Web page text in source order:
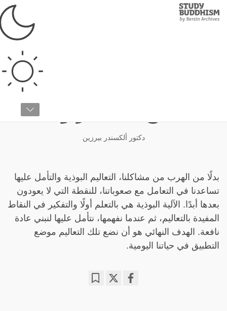
Study
Buddhism
كيف تدرس البوذية:
الاستماع، التفكير والتأمل
دكتور ألكسندر بيرزين
بدلًا من الهرب من مشاكلنا، التعاليم البوذية والتأمل عليها
تساعدنا في التعامل مع صعوباتنا، للنقطة التي لا يعودون
بعدها أبدًا. الآلية البوذية هي بالتعلم أولًا والتفكير في النقاط
المفيدة بالتعاليم، ثم عندما نفهمها، نتأمل عليها لنبني عادة
نافعة. الهدف النهائي هو أن نضع تلك التعاليم موضع
التطبيق في حياتنا اليومية.